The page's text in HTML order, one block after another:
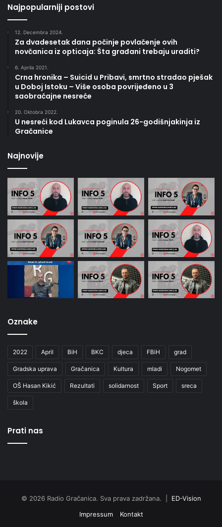
Najpopularniji postovi
12. Decembra 2024.
Za dvadesetak dana počinje povlačenje ovih
novčanica iz opticaja: Šta građani trebaju uraditi?
6. Aprila 2021.
Crna hronika – Suicid u Pribavi, smrtno stradao pješak
u Doboj Istoku – Više osoba povrijeđeno u 3
saobraćajne nesreće
20. Oktobra 2022.
U nesreći kod Lukavca poginula 26-godišnjakinja iz
Gračanice
Najnovije
Oznake
2022 April BiH BKC djeca FBiH grad
Gradska uprava Gračanica Kultura mladi Nogomet
OŠ Hasan Kikić Rezultati solidarnost Sport sreca
škola
Prati nas
© 2026 Radio Gračanica. Sva prava zadržana. | ED-Vision
Impressum
Kontakt